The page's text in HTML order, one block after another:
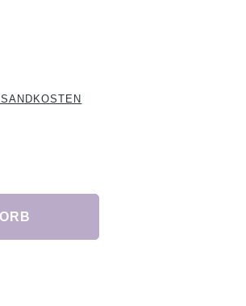
gewünschten Wert ein